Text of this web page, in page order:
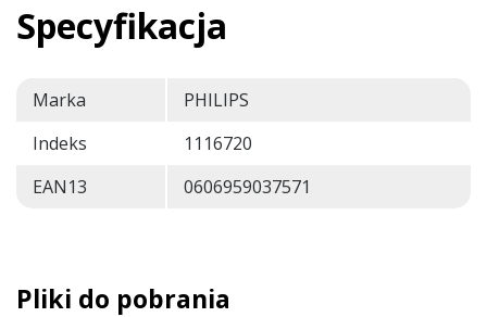
Specyfikacja
Marka
PHILIPS
Indeks
1116720
EAN13
0606959037571
Pliki do pobrania